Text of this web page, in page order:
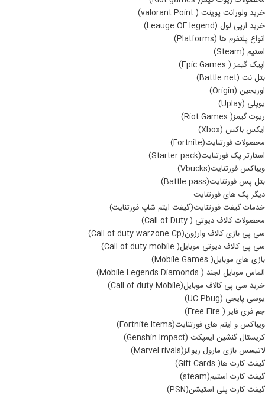
خرید ولورانت پوینت ( valorant Point)
خرید ارپی لول (Leauge OF legend)
انواع پلتفرم ها (Platforms)
استیم (Steam)
اپیک گیمز ( Epic Games)
بتل.نت (Battle.net)
اوریجین (Origin)
یوپلی (Uplay)
ریوت گیمز( Riot Games)
ایکس باکس (Xbox)
محصولات فورتنایت(Fortnite)
استارتر پک فورتنایت(Starter pack)
ویباکس فورتنایت(Vbucks)
بتل پس فورتنایت(Battle pass)
دیگر پک های فورتنایت
خدمات گیفت فورتنایت(گیفت ایتم شاپ فورتنایت)
محصولات کالاف دیوتی ( Call of Duty)
سی پی بازی کالاف وارزون(Call of duty warzone Cp)
سی پی کالاف دیوتی موبایل( Call of duty mobile)
بازی های موبایل( Mobile Games)
الماس موبایل لجند ( Mobile Legends Diamonds)
خرید سی پی کالاف موبایل(Call of duty Mobile)
یوسی پایجی (UC Pbug)
جم فری فایر ( Free Fire)
ویباکس و ایتم های فورتنایت(Fortnite Items)
کریستال گنشین ایمپکت (Genshin Impact)
لاتیسس بازی مارول ریوالز(Marvel rivals)
گیفت کارت ها( Gift Cards)
گیفت کارت استیم(steam)
گیفت کارت پلی استیشن(PSN)